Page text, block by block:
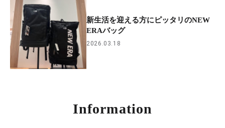
新生活を迎える方にピッタリのNEW
ERAバッグ
2026.03.18
Information